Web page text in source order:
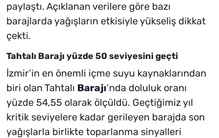
paylaştı. Açıklanan verilere göre bazı
barajlarda yağışların etkisiyle yükseliş dikkat
çekti.
Tahtalı Barajı yüzde 50 seviyesini geçti
İzmir’in en önemli içme suyu kaynaklarından
biri olan Tahtalı Barajı’nda doluluk oranı
yüzde 54,55 olarak ölçüldü. Geçtiğimiz yıl
kritik seviyelere kadar gerileyen barajda son
yağışlarla birlikte toparlanma sinyalleri